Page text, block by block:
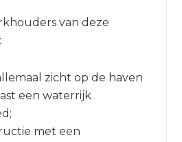
van deze
zicht op de haven
een waterrijk
met een